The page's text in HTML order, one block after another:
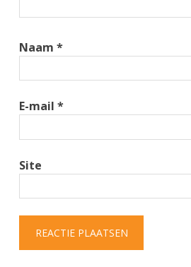
Naam*
E-mail*
Site